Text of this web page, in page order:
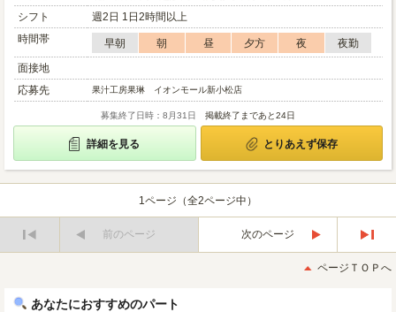
シフト
週2日 1日2時間以上
時間帯
早朝 朝 昼 夕方 夜
夜勤
面接地
応募先
果汁工房果琳 イオンモール新小松店
募集終了日時：8月31日 掲載終了まであと24日
詳細を見る とりあえず保存
1ページ（全2ページ中）
前のページ
次のページ
後
ページＴＯＰへ
あなたにおすすめのパート